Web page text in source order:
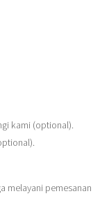
kami (optional).
melayani pemesanan